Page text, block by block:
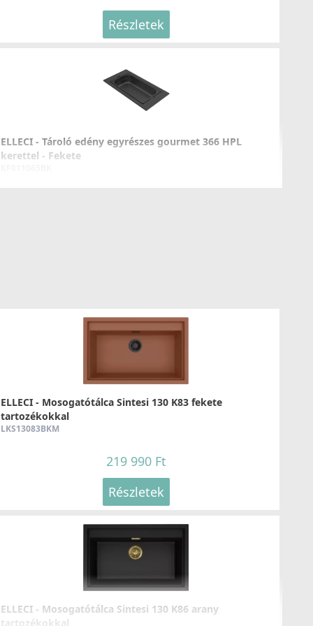
ELLECI - Csaptelep Club bronz
137 990 Ft
137 990 Ft
ELLECI - Csaptelep Smith Matt fekete
176 990 Ft
Részletek
ELLECI - Tároló edény egyrészes gourmet 366 HPL
kerettel - Fekete
ELLECI - Tisztítószer, zsírtalanító és tisztító spray
8 790 Ft
ELLECI - Tárolóedény Mixology mosogatókhoz K83 Clay
ELLECI - Mosogatótálca Sintesi 130 K83 fekete
tartozékokkal
LKS13083BKM
219 990 Ft
Részletek
ELLECI - Mosogatótálca Sintesi 130 K86 arany
tartozékokkal